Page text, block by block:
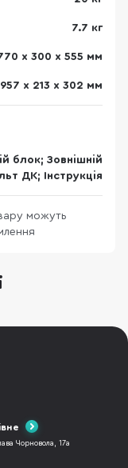
7.7 кг
х 300 х 555 мм
957 х 213 х 302 мм
блок; Зовнішній
ДК; Інструкція
можуть
Чорновола, 17а